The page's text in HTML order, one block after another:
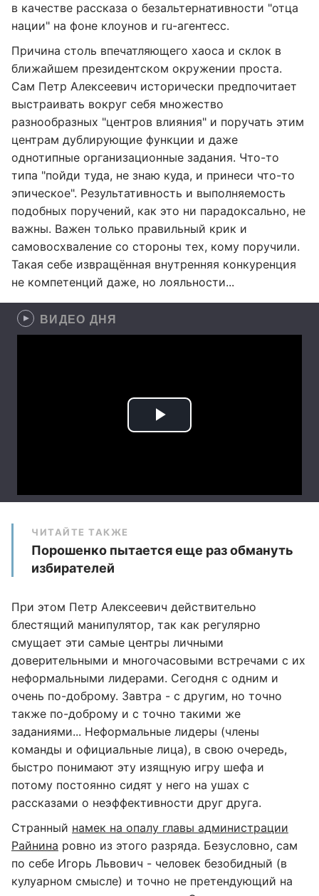
в качестве рассказа о безальтернативности "отца
нации" на фоне клоунов и ru-агентесс.
Причина столь впечатляющего хаоса и склок в
ближайшем президентском окружении проста.
Сам Петр Алексеевич исторически предпочитает
выстраивать вокруг себя множество
разнообразных "центров влияния" и поручать этим
центрам дублирующие функции и даже
однотипные организационные задания. Что-то
типа "пойди туда, не знаю куда, и принеси что-то
эпическое". Результативность и выполняемость
подобных поручений, как это ни парадоксально, не
важны. Важен только правильный крик и
самовосхваление со стороны тех, кому поручили.
Такая себе извращённая внутренняя конкуренция
не компетенций даже, но лояльности...
ВИДЕО ДНЯ
ЧИТАЙТЕ ТАКЖЕ
Порошенко пытается еще раз обмануть
избирателей
При этом Петр Алексеевич действительно
блестящий манипулятор, так как регулярно
смущает эти самые центры личными
доверительными и многочасовыми встречами с их
неформальными лидерами. Сегодня с одним и
очень по-доброму. Завтра - с другим, но точно
также по-доброму и с точно такими же
заданиями... Неформальные лидеры (члены
команды и официальные лица), в свою очередь,
быстро понимают эту изящную игру шефа и
потому постоянно сидят у него на ушах с
рассказами о неэффективности друг друга.
Странный намек на опалу главы администрации
Райнина ровно из этого разряда. Безусловно, сам
по себе Игорь Львович - человек безобидный (в
кулуарном смысле) и точно не претендующий на